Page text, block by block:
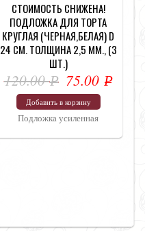
СТОИМОСТЬ СНИЖЕНА!
ПОДЛОЖКА ДЛЯ ТОРТА
КРУГЛАЯ (ЧЕРНАЯ,БЕЛАЯ) D
24 СМ. ТОЛЩИНА 2,5 ММ., (3
ШТ.)
120.00Р
УБ.
75.00 Р
Добавить в корзину
Подложка усиленная